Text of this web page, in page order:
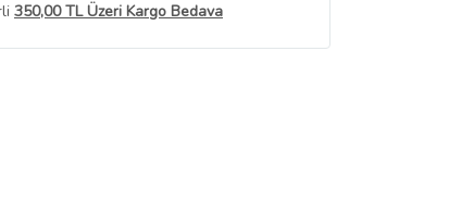
350,00 TL Üzeri Kargo Bedava